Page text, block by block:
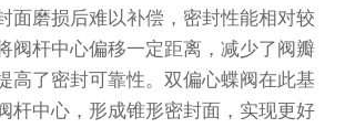
面磨损后难以补偿，密封性能相对较
阀杆中心偏移一定距离，减少了阀瓣
高了密封可靠性。双偏心蝶阀在此基
杆中心，形成锥形密封面，实现更好